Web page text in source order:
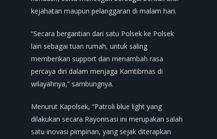
kejahatan maupun pelanggaran di malam hari.
“Secara bergantian dari satu Polsek ke Polsek
lain sebagai tuan rumah, untuk saling
memberikan support dan menambah rasa
percaya diri dalam menjaga Kamtibmas di
wilayahnya,” sambungnya.
Menurut Kapolsek, “Patroli blue light yang
dilakukan secara Rayonisasi ini merupakan salah
satu inovasi pimpinan, yang sejak diterapkan